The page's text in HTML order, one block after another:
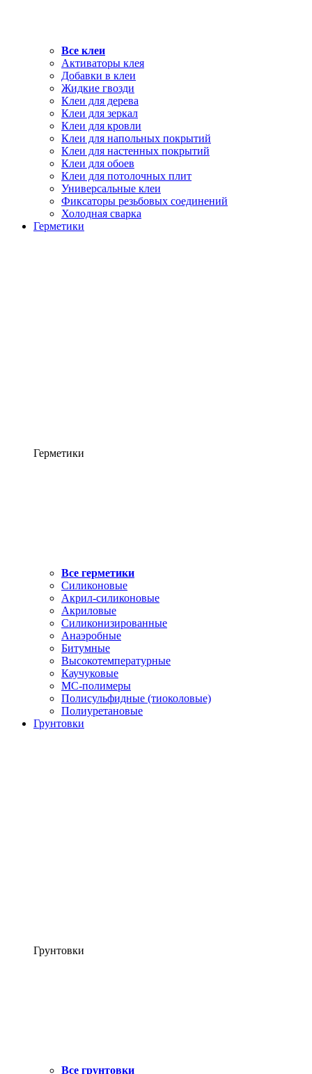
Все клеи
Активаторы клея
Добавки в клеи
Жидкие гвозди
Клеи для дерева
Клеи для зеркал
Клеи для кровли
Клеи для напольных покрытий
Клеи для настенных покрытий
Клеи для обоев
Клеи для потолочных плит
Универсальные клеи
Фиксаторы резьбовых соединений
Холодная сварка
Герметики
Герметики
Все герметики
Силиконовые
Акрил-силиконовые
Акриловые
Силиконизированные
Анаэробные
Битумные
Высокотемпературные
Каучуковые
МС-полимеры
Полисульфидные (тиоколовые)
Полиуретановые
Грунтовки
Грунтовки
Все грунтовки